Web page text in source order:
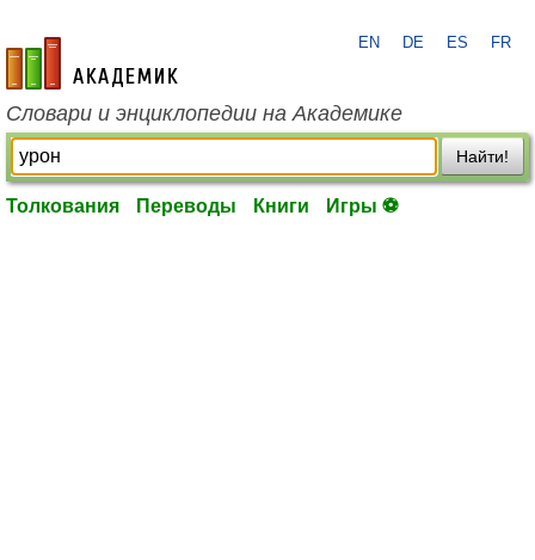
academic.ru
EN DE ES FR
Словари и энциклопедии на Академике
Найти!
Толкования Переводы Книги Игры ⚽